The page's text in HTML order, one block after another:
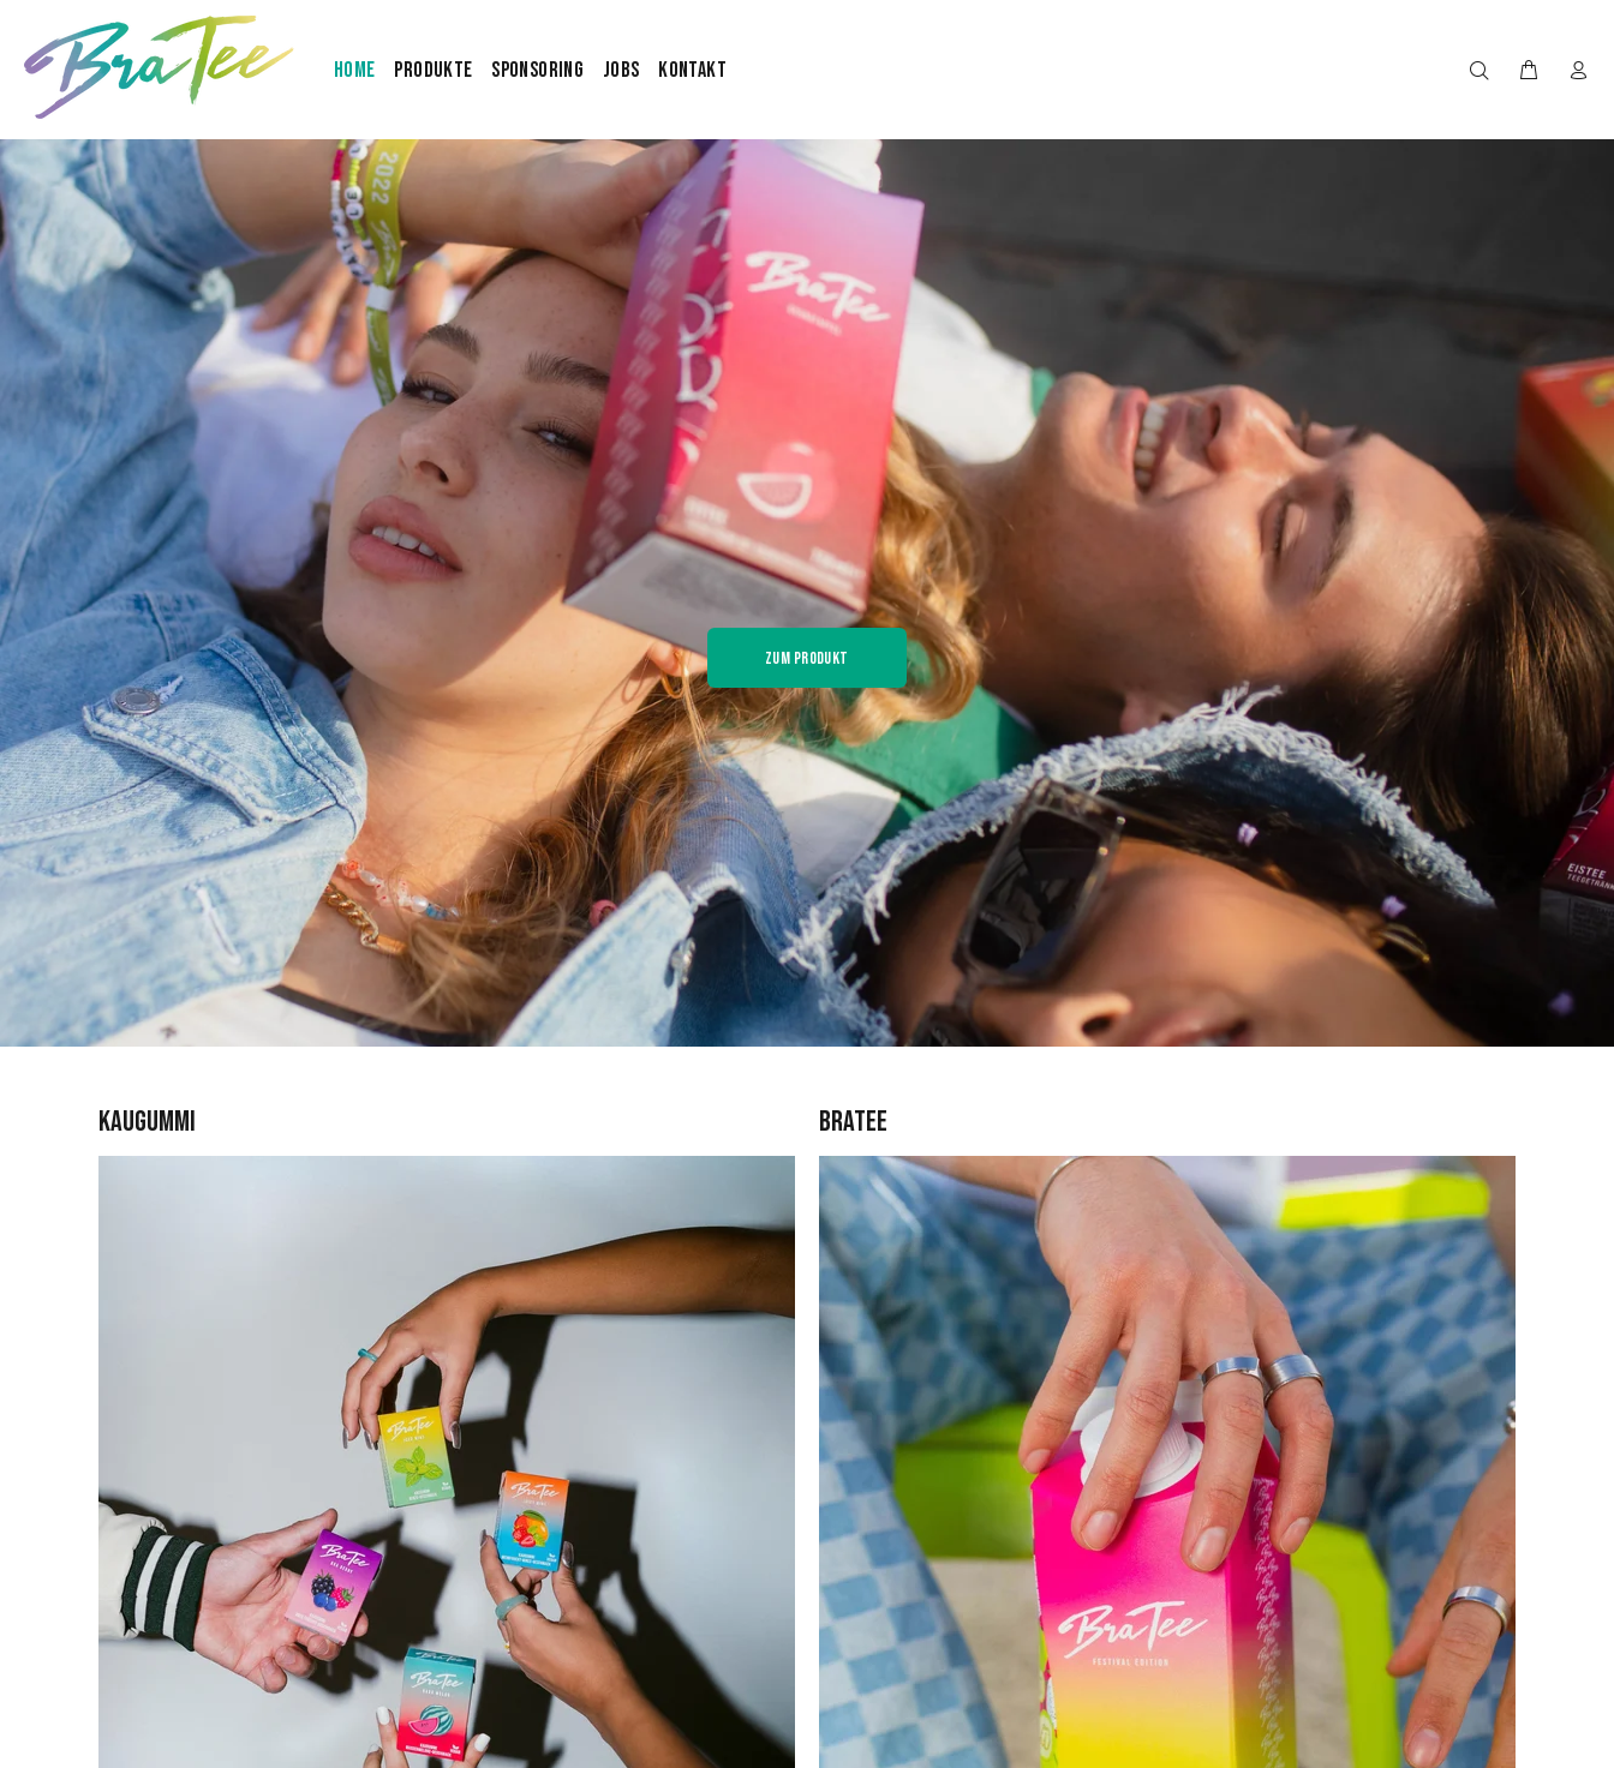
Home Produkte Sponsoring Jobs Kontakt
Zum Produkt
Kaugummi BraTee